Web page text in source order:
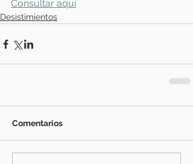
Consultar aquí
Desistimientos
Comentarios